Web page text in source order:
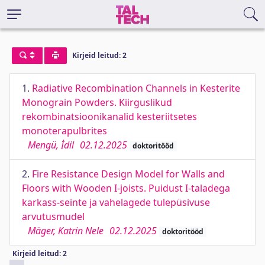
Kirjeid leitud: 2
1. Radiative Recombination Channels in Kesterite
Monograin Powders. Kiirguslikud
rekombinatsioonikanalid kesteriitsetes
monoterapulbrites
Mengü, İdil 02.12.2025 doktoritööd
2. Fire Resistance Design Model for Walls and
Floors with Wooden I-joists. Puidust I-taladega
karkass-seinte ja vahelagede tulepüsivuse
arvutusmudel
Mäger, Katrin Nele 02.12.2025 doktoritööd
Kirjeid leitud: 2